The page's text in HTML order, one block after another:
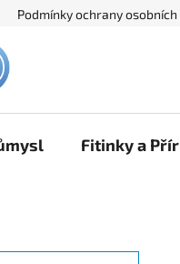
Podmínky ochrany
Fitinky a